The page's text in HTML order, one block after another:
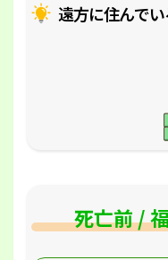
遠方に住んで
死亡前 /